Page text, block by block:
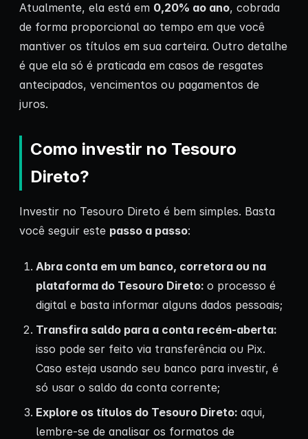
Atualmente, ela está em 0,20% ao ano, cobrada
de forma proporcional ao tempo em que você
mantiver os títulos em sua carteira. Outro detalhe
é que ela só é praticada em casos de resgates
antecipados, vencimentos ou pagamentos de
juros.
Como investir no Tesouro
Direto?
Investir no Tesouro Direto é bem simples. Basta
você seguir este passo a passo:
Abra conta em um banco, corretora ou na
plataforma do Tesouro Direto: o processo é
digital e basta informar alguns dados pessoais;
Transfira saldo para a conta recém-aberta:
isso pode ser feito via transferência ou Pix.
Caso esteja usando seu banco para investir, é
só usar o saldo da conta corrente;
Explore os títulos do Tesouro Direto: aqui,
lembre-se de analisar os formatos de